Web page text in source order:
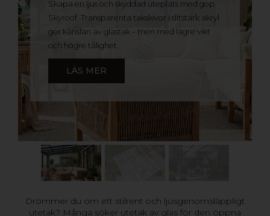
skydd från regn och sol. gop Skyroof släpper in
rikligt med naturligt ljus och skapar en trivsam
miljö under taket. Materialet blockerar skadlig
UV-strålning samtidigt som ljuset flödar in.
LÄS MER
Drömmer du om ett stilrent och ljusgenomsläppligt
utetak? Många söker utetak av glas för den öppna